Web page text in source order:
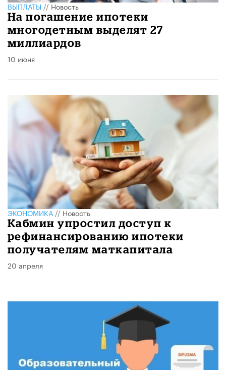
ВЫПЛАТЫ//Новость
На погашение ипотеки
многодетным выделят 27
миллиардов
10 июня
ЭКОНОМИКА//Новость
Кабмин упростил доступ к
рефинансированию ипотеки
получателям маткапитала
20 апреля